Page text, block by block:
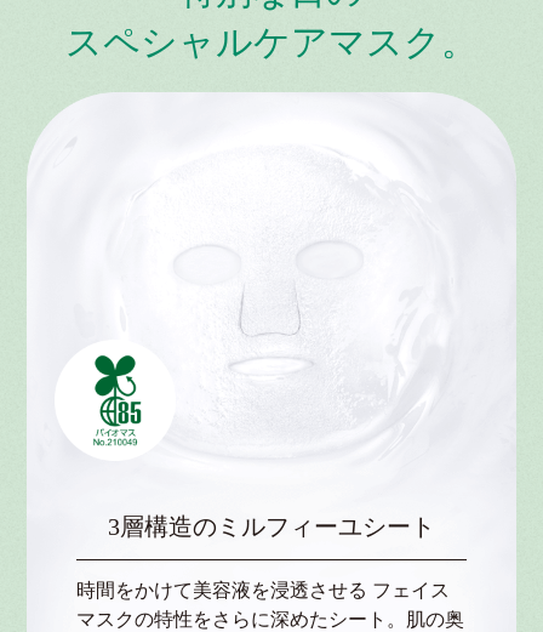
スペシャルケアマスク。
3層構造のミルフィーユシート
時間をかけて美容液を浸透させる フェイス
マスクの特性をさらに深めたシート。肌の奥